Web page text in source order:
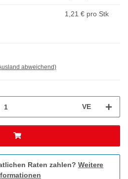
1,21 € pro Stk
abweichend)
VE
Raten zahlen? Weitere